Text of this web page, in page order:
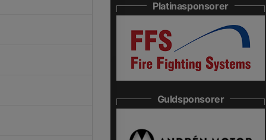
Platinasponsorer
Guldsponsorer